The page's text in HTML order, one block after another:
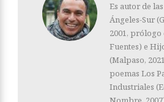
Es autor de
Ángeles-Sur
2001, prólogo
Fuentes) e
(Malpaso,
poemas Los
Industriales